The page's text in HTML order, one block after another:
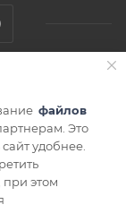
ДАННЫХ
файлов
Это
удобнее.
при этом